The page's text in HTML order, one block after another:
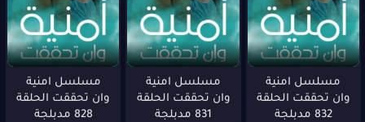
مسلسل امنية
وان تحققت الحلقة
832 مدبلجة
مسلسل امنية
وان تحققت الحلقة
831 مدبلجة
مسلسل امنية
وان تحققت الحلقة
828 مدبلجة